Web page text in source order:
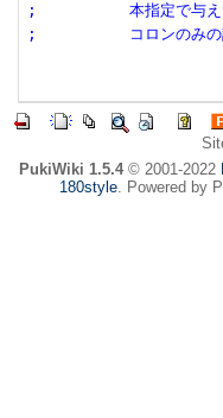
;　　　　　　本指定で与
;　　　　　　コロンのみ
PukiWiki 1.5.4© 2001-2022
180style. Powered by